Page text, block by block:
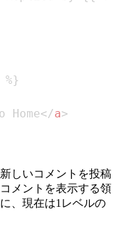
Home</a>
しいコメントを投稿
メントを表示する領
、現在は1レベルの